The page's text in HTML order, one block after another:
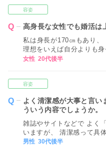
容姿
高身長な女性でも婚活は
私は身長が170㎝もあり、
理想をいえば自分よりも
そんなに多くはないと思
女性 20代後半
容姿
よく清潔感が大事と言い
ういう内容でしょうか。
雑誌やサイトなどで よく
いますが、 清潔感って具
らいいのでしょうか？ 毎
男性 30代後半